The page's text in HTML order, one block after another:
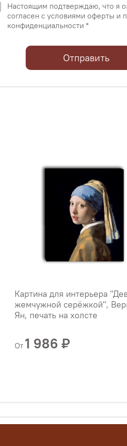
Настоящим подтверждаю, что я
согласен с условиями оферты и
конфиденциальности *
Отправить
Картина для интерьера
жемчужной серёжкой",
Ян, печать на холсте
От 1 986 ₽